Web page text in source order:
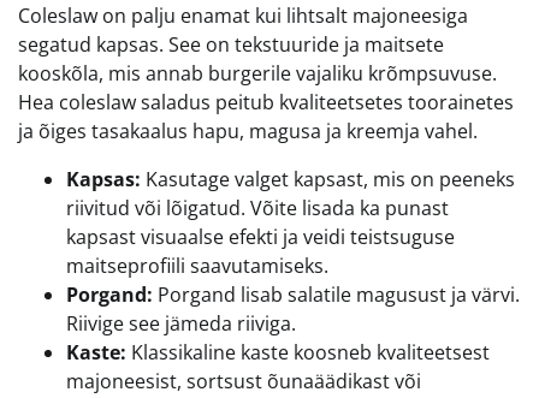
Coleslaw on palju enamat kui lihtsalt majoneesiga
segatud kapsas. See on tekstuuride ja maitsete
kooskõla, mis annab burgerile vajaliku krõmpsuvuse.
Hea coleslaw saladus peitub kvaliteetsetes toorainetes
ja õiges tasakaalus hapu, magusa ja kreemja vahel.
Kapsas: Kasutage valget kapsast, mis on peeneks
riivitud või lõigatud. Võite lisada ka punast
kapsast visuaalse efekti ja veidi teistsuguse
maitseprofiili saavutamiseks.
Porgand: Porgand lisab salatile magusust ja värvi.
Riivige see jämeda riiviga.
Kaste: Klassikaline kaste koosneb kvaliteetsest
majoneesist, sortsust õunaäädikast või